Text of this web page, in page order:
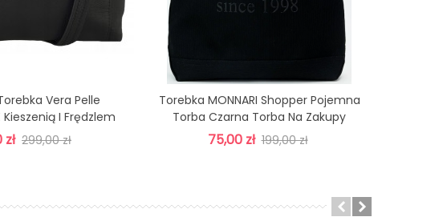
Do KoszykaVera Pelle
I Frędzlem
Czarna
zł 299,00 zł
Zobacz Więcej
Torebka MONNARI Shopper Pojemna
Torba Czarna Torba Na Zakupy
75,00 zł 199,00 zł